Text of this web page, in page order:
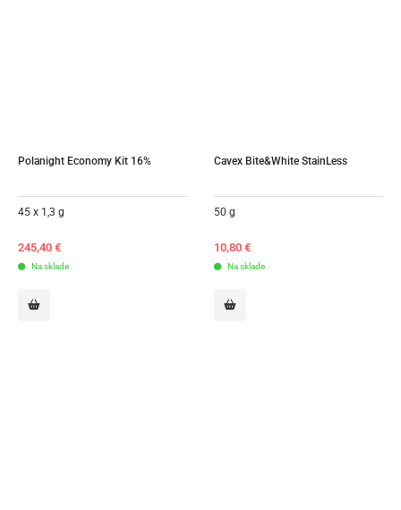
Polanight Economy Kit 16%
45 x 1,3 g
245,40 €
Na sklade
Cavex Bite&White StainLess
50 g
10,80 €
Na sklade